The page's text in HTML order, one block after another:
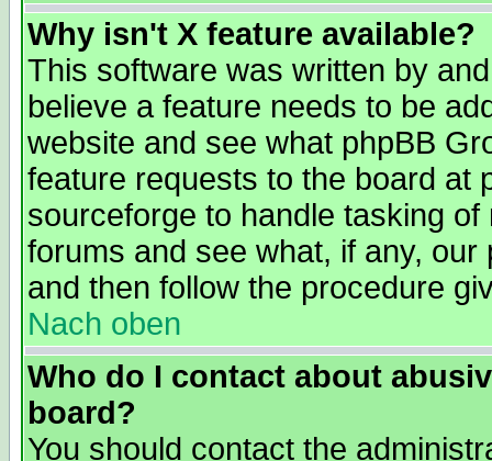
Why isn't X feature available?
This software was written by
believe a feature needs to be
website and see what phpBB
feature requests to the board at
sourceforge to handle tasking
forums and see what, if any,
and then follow the procedure
Nach oben
Who do I contact about
board?
You should contact the